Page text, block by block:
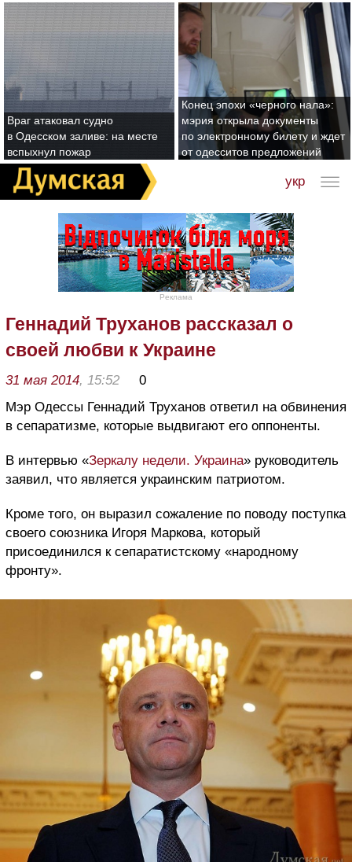
Враг атаковал судно
в Одесском заливе: на месте
вспыхнул пожар
Конец эпохи «черного нала»:
мэрия открыла документы
по электронному билету и ждет
от одесситов предложений
укр
Реклама
Геннадий Труханов рассказал о
своей любви к Украине
31 мая 2014, 15:52
0
Мэр Одессы Геннадий Труханов ответил на обвинения
в сепаратизме, которые выдвигают его оппоненты.
В интервью «Зеркалу недели. Украина» руководитель
заявил, что является украинским патриотом.
Кроме того, он выразил сожаление по поводу поступка
своего союзника Игоря Маркова, который
присоединился к сепаратистскому «народному
фронту».